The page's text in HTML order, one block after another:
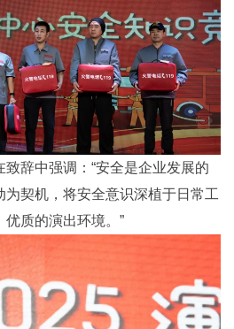
辞中强调：“安全是企业发展的
契机，将安全意识深植于日常工
质的演出环境。”